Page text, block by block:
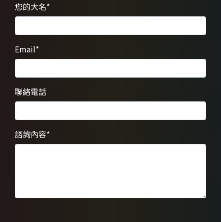
您的大名*
Email*
聯絡電話
諮詢內容*